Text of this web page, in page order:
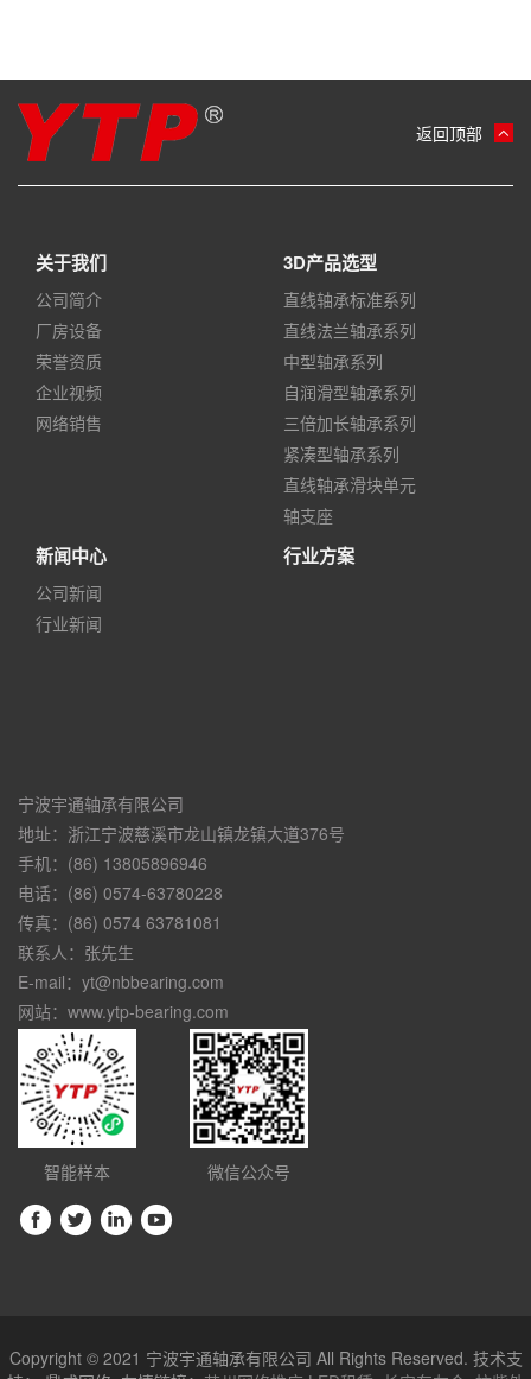
返回顶部
关于我们
公司简介
厂房设备
荣誉资质
企业视频
网络销售
3D产品选型
直线轴承标准系列
直线法兰轴承系列
中型轴承系列
自润滑型轴承系列
三倍加长轴承系列
紧凑型轴承系列
直线轴承滑块单元
轴支座
新闻中心
公司新闻
行业新闻
行业方案
宁波宇通轴承有限公司
地址：浙江宁波慈溪市龙山镇龙镇大道376号
手机：(86) 13805896946
电话：(86) 0574-63780228
传真：(86) 0574 63781081
联系人：张先生
E-mail：yt@nbbearing.com
网站：www.ytp-bearing.com
智能样本 微信公众号
Copyright © 2021 宁波宇通轴承有限公司 All Rights Reserved. 技术支